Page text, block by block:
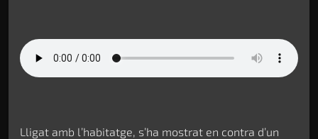
Lligat amb l’habitatge, s’ha mostrat en contra d’un